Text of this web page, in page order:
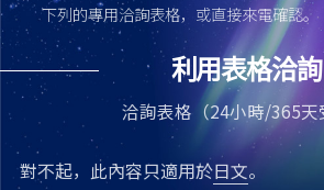
下列的專用洽詢表格，或直接來電確認。
利用表格洽詢
洽詢表格（24小時/365天
對不起，此內容只適用於日文。